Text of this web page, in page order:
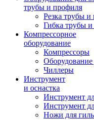
трубы и профиля
Резка трубы и
Гибка трубы
Компрессорное
оборудование
Компрессоры
Оборудование
Чиллеры
Инструмент
и оснастка
Инструмент
Инструмент
Ножи для